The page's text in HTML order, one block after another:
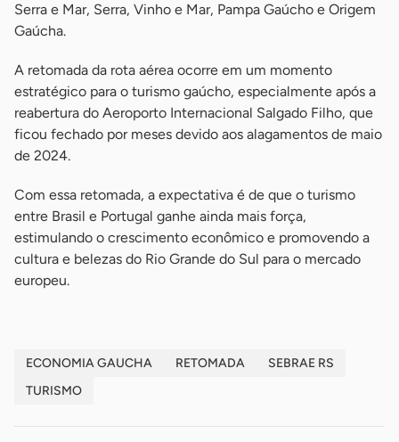
Serra e Mar, Serra, Vinho e Mar, Pampa Gaúcho e Origem
Gaúcha.
A retomada da rota aérea ocorre em um momento
estratégico para o turismo gaúcho, especialmente após a
reabertura do Aeroporto Internacional Salgado Filho, que
ficou fechado por meses devido aos alagamentos de maio
de 2024.
Com essa retomada, a expectativa é de que o turismo
entre Brasil e Portugal ganhe ainda mais força,
estimulando o crescimento econômico e promovendo a
cultura e belezas do Rio Grande do Sul para o mercado
europeu.
ECONOMIA GAUCHA RETOMADA
SEBRAE RS
TURISMO